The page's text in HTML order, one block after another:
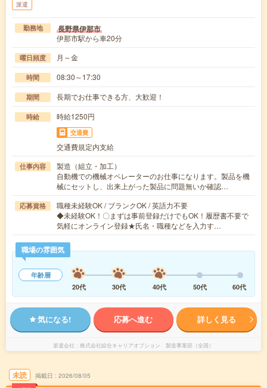
派遣
勤務地 長野県伊那市
伊那市駅から車20分
曜日頻度 月～金
時間 08:30～17:30
期間 長期でお仕事できる方、大歓迎！
時給 時給1250円
交通費
交通費規定内支給
仕事内容
製造（組立・加工）
自動機での機械オペレーターのお仕事になります。製品を機
械にセットし、出来上がった製品に問題無いか確認…
応募資格
職種未経験OK / ブランクOK / 英語力不要
◆未経験OK！〇まずは事前登録だけでもOK！履歴書不要で
気軽にオンライン登録★氏名・職種などを入力す…
職場の雰囲気
年齢層
20代
30代 40代 50代 60代
気になる! 応募へ進む 詳しく見る
派遣会社 株式会社綜合キャリアオプション 製造事業部（全国）
未読 掲載日 2026/08/05